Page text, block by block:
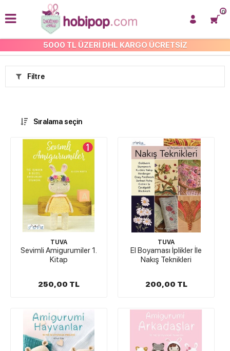
5000 TL ÜZERİ DHL KARGO ÜCRETSİZ
0
HOBİ MALZEMELERİ
Filtre
Sıralama seçin
TUVA
Sevimli Amigurumiler 1.
Kitap
250,00 TL
TUVA
El Boyaması İplikler İle
Nakış Teknikleri
200,00 TL